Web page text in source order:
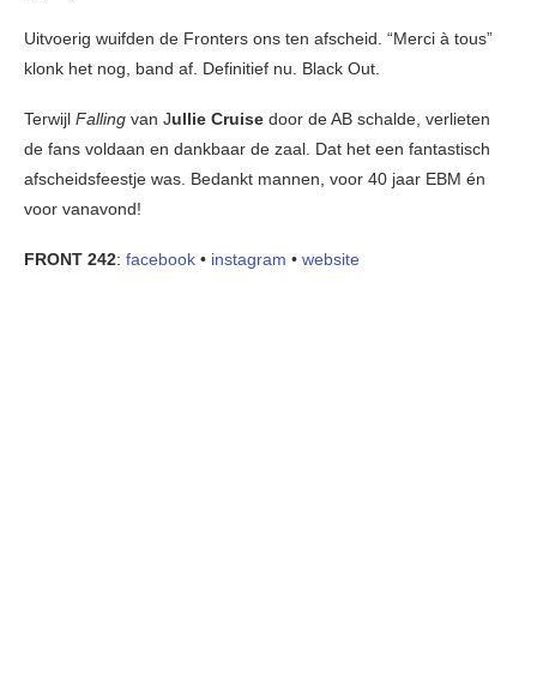
Uitvoerig wuifden de Fronters ons ten afscheid. “Merci à tous”
klonk het nog, band af. Definitief nu. Black Out.
Terwijl Falling van Jullie Cruise door de AB schalde, verlieten
de fans voldaan en dankbaar de zaal. Dat het een fantastisch
afscheidsfeestje was. Bedankt mannen, voor 40 jaar EBM én
voor vanavond!
FRONT 242: facebook • instagram • website